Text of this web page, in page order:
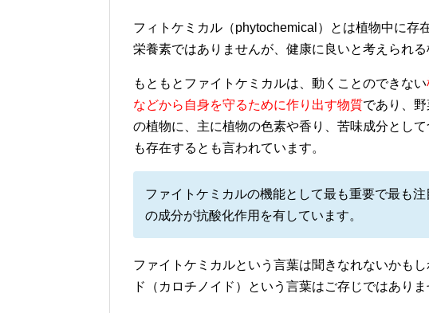
フィトケミカル（phytochemical）とは植物中に存
栄養素ではありませんが、健康に良いと考えられる
もともとファイトケミカルは、動くことのできない
などから自身を守るために作り出す物質であり、
の植物に、主に植物の色素や香り、苦味成分とし
も存在するとも言われています。
ファイトケミカルの機能として最も重要で最も
の成分が抗酸化作用を有しています。
ファイトケミカルという言葉は聞きなれないかも
ド（カロチノイド）という言葉はご存じではありま